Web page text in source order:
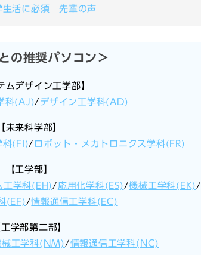
生活に必須
先輩の声
の推奨パソコン＞
ムデザイン工学部】
科(AJ)/ デザイン工学科(AD)
【未来科学部】
科(FI)/ ロボット・メカトロニクス学科(FR)
【工学部】
工学科(EH) / 応用化学科(ES) /機械工学科(EK) /
(EF) /情報通信工学科(EC)
工学部第二部】
械工学科(NM)/情報通信工学科(NC)